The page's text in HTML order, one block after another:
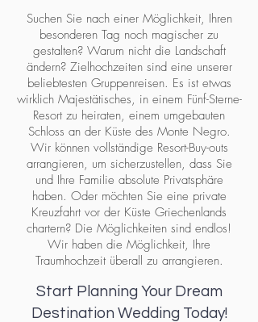
Suchen Sie nach einer Möglichkeit, Ihren
besonderen Tag noch magischer zu
gestalten? Warum nicht die Landschaft
ändern? Zielhochzeiten sind eine unserer
beliebtesten Gruppenreisen. Es ist etwas
wirklich Majestätisches, in einem Fünf-Sterne-
Resort zu heiraten, einem umgebauten
Schloss an der Küste des Monte Negro.
Wir können vollständige Resort-Buy-outs
arrangieren, um sicherzustellen, dass Sie
und Ihre Familie absolute Privatsphäre
haben. Oder möchten Sie eine private
Kreuzfahrt vor der Küste Griechenlands
chartern? Die Möglichkeiten sind endlos!
Wir haben die Möglichkeit, Ihre
Traumhochzeit überall zu arrangieren.
Start Planning Your Dream
Destination Wedding Today!